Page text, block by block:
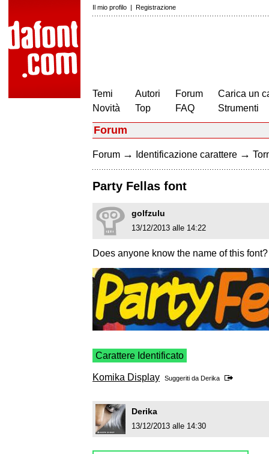
Il mio profilo | Registrazione
Temi
Novità
Autori
Top
Forum
FAQ
Carica un
Strumenti
Forum
Forum → Identificazione carattere →
Party Fellas font
golfzulu
13/12/2013 alle 14:22
Does anyone know the name of this
Carattere Identificato
Komika Display Suggeriti da Derika
Derika
13/12/2013 alle 14:30